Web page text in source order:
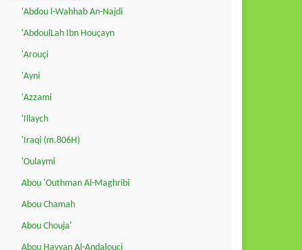
'Abdou l-Wahhab An-Najdi
'AbdoulLah Ibn Houçayn
'Arouçi
'Ayni
'Azzami
'Illaych
'Iraqi (m.806H)
'Oulaymi
Abou 'Outhman Al-Maghribi
Abou Chamah
Abou Chouja'
Abou Hayyan Al-Andalouçi